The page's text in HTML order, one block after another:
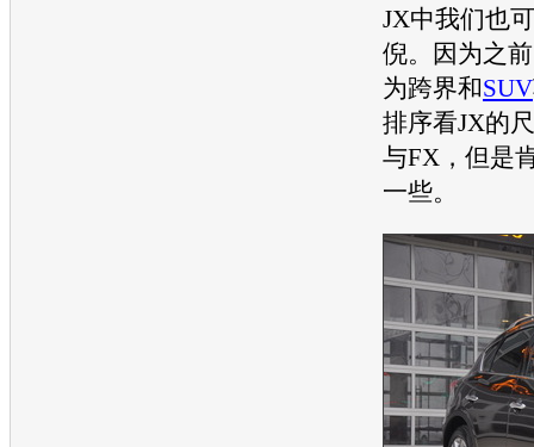
JX中我们也
倪。因为之
为跨界和SUV
排序看JX的
与FX，但是
一些。